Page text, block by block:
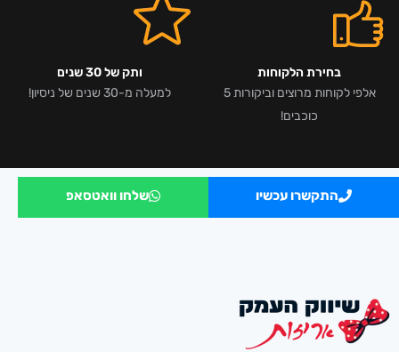
בחירת הלקוחות
אלפי לקוחות מרוצים וביקורות 5
כוכבים!
ותק של 30 שנים
למעלה מ-30 שנים של ניסיון!
התקשרו עכשיו שלחו וואטסאפ